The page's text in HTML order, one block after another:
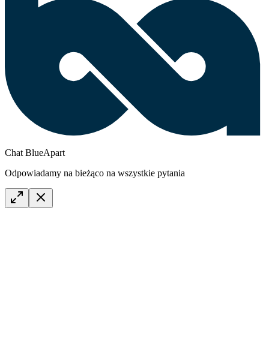
Chat BlueApart
Odpowiadamy na bieżąco na wszystkie pytania